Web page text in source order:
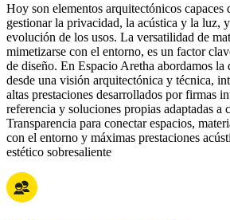
Hoy son elementos arquitectónicos capaces
gestionar la privacidad, la acústica y la luz,
evolución de los usos. La versatilidad de
mimetizarse con el entorno, es un factor
de diseño. En Espacio Aretha abordamos
desde una visión arquitectónica y técnica,
altas prestaciones desarrollados por firmas
referencia y soluciones propias adaptadas a
Transparencia para conectar espacios,
con el entorno y máximas prestaciones
estético sobresaliente